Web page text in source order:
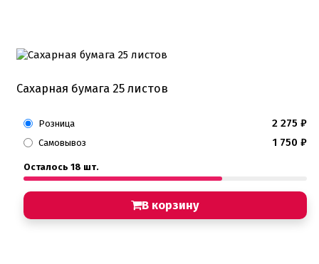
Сахарная бумага 25 листов
Розница 2 275 ₽
Самовывоз 1 750 ₽
Осталось 18 шт.
В корзину